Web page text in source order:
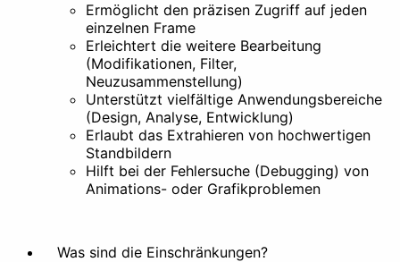
Hintergrund entfernen
Ermöglicht den präzisen Zugriff auf jeden
einzelnen Frame
Erleichtert die weitere Bearbeitung
(Modifikationen, Filter,
Neuzusammenstellung)
Unterstützt vielfältige Anwendungsbereiche
(Design, Analyse, Entwicklung)
Erlaubt das Extrahieren von hochwertigen
Standbildern
Hilft bei der Fehlersuche (Debugging) von
Animations- oder Grafikproblemen
Was sind die Einschränkungen?